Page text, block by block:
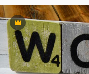
Premium